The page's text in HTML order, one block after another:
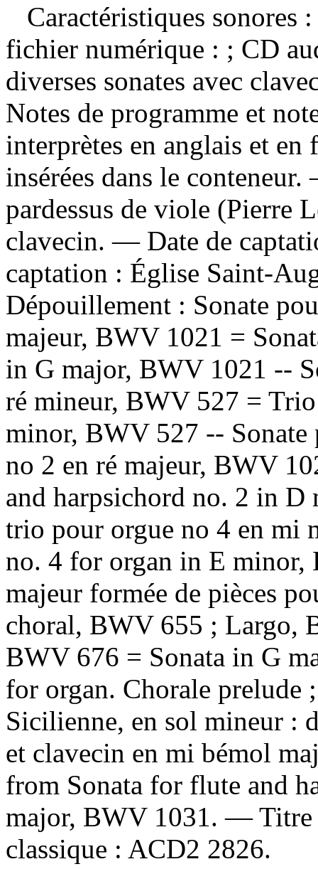
Caractéristiques sonores
fichier numérique : ; CD
diverses sonates avec
Notes de programme et
interprètes en anglais et
insérées dans le
pardessus de viole (Pierre
clavecin. — Date de
captation : Église Saint-
Dépouillement : Sonate
majeur, BWV 1021 =
in G major, BWV 1021 --
ré mineur, BWV 527 =
minor, BWV 527 -- Sonate
no 2 en ré majeur, BWV
and harpsichord no. 2 in
trio pour orgue no 4 en mi
no. 4 for organ in E minor,
majeur formée de pièces
choral, BWV 655 ; Largo,
BWV 676 = Sonata in G
for organ. Chorale prelude
Sicilienne, en sol mineur :
et clavecin en mi bémol
from Sonata for flute and
major, BWV 1031. —
classique : ACD2 2826.